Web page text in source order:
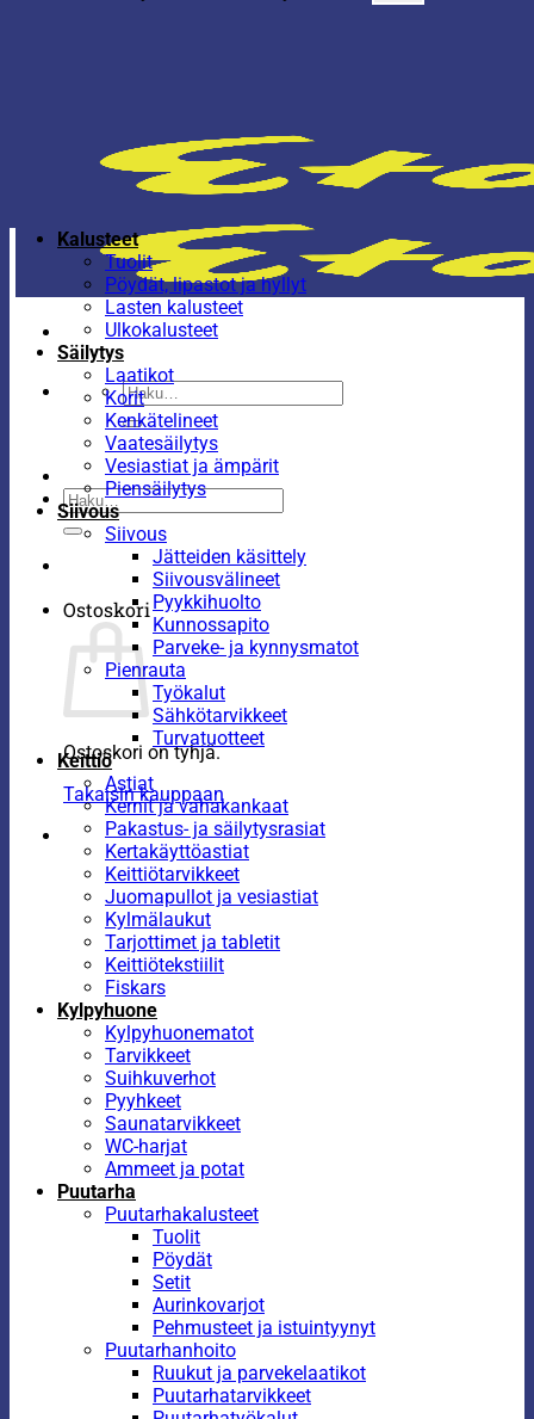
Etsi:
Etsi:
Ostoskori
Ostoskori on tyhjä.
Takaisin kauppaan
Kalusteet
Tuolit
Pöydät, lipastot ja hyllyt
Lasten kalusteet
Ulkokalusteet
Säilytys
Laatikot
Korit
Kenkätelineet
Vaatesäilytys
Vesiastiat ja ämpärit
Piensäilytys
Siivous
Siivous
Jätteiden käsittely
Siivousvälineet
Pyykkihuolto
Kunnossapito
Parveke- ja kynnysmatot
Pienrauta
Työkalut
Sähkötarvikkeet
Turvatuotteet
Keittiö
Astiat
Kernit ja vahakankaat
Pakastus- ja säilytysrasiat
Kertakäyttöastiat
Keittiötarvikkeet
Juomapullot ja vesiastiat
Kylmälaukut
Tarjottimet ja tabletit
Keittiötekstiilit
Fiskars
Kylpyhuone
Kylpyhuonematot
Tarvikkeet
Suihkuverhot
Pyyhkeet
Saunatarvikkeet
WC-harjat
Ammeet ja potat
Puutarha
Puutarhakalusteet
Tuolit
Pöydät
Setit
Aurinkovarjot
Pehmusteet ja istuintyynyt
Puutarhanhoito
Ruukut ja parvekelaatikot
Puutarhatarvikkeet